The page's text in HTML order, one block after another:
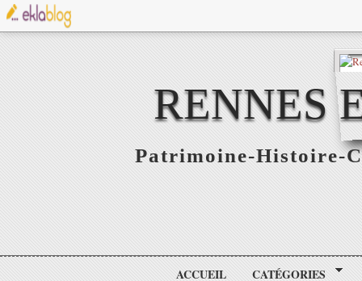
RENNES
Patrimoine-Histoire-
ACCUEIL CATÉGORIES